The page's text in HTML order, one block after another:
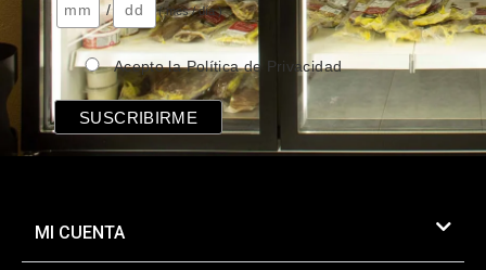
/ ( mes / día )
Acepto la Política de Privacidad
MI CUENTA